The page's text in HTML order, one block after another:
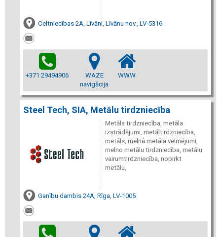
Celtniecības 2A, Līvāni, Līvānu nov., LV-5316
+371 29494906
WAZE
navigācija
WWW
Steel Tech, SIA, Metālu tirdzniecība
Metāla tirdzniecība, metāla
izstrādājumi, metāltirdzniecība,
metāls, melnā metāla velmējumi,
melno metālu tirdzniecība, metālu
vairumtirdzniecība, nopirkt
metālu,
Ganību dambis 24A, Rīga, LV-1005